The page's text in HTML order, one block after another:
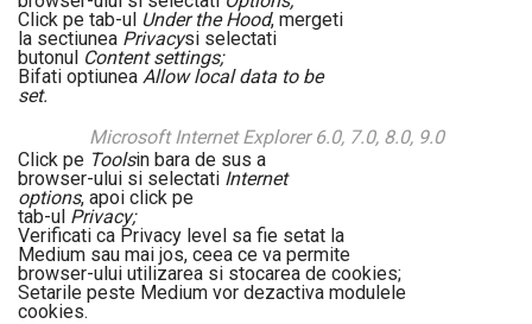
Click pe tab-ul Under the Hood, mergeti
la sectiunea Privacysi selectati
butonul Content settings;
Bifati optiunea Allow local data to be
set.
Microsoft Internet Explorer 6.0, 7.0, 8.0, 9.0
Click pe Toolsin bara de sus a
browser-ului si selectati Internet
options, apoi click pe
tab-ul Privacy;
Verificati ca Privacy level sa fie setat la
Medium sau mai jos, ceea ce va permite
browser-ului utilizarea si stocarea de cookies;
Setarile peste Medium vor dezactiva modulele
cookies.